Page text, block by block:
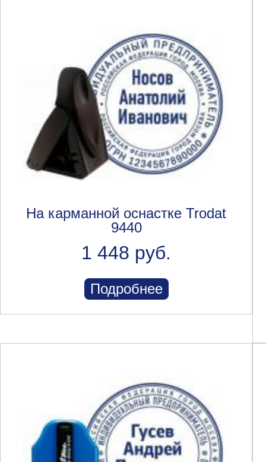
На карманной оснастке Trodat
9440
1 448 руб.
Подробнее